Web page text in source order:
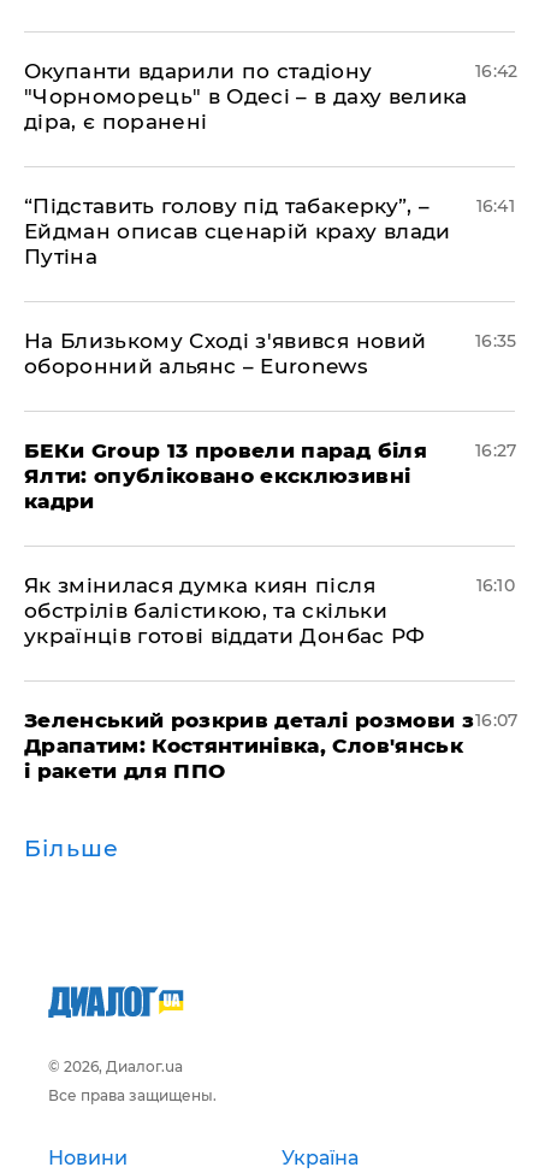
​Окупанти вдарили по стадіону
"Чорноморець" в Одесі – в даху велика
діра, є поранені
16:42
​“Підставить голову під табакерку”, –
Ейдман описав сценарій краху влади
Путіна
16:41
На Близькому Сході з'явився новий
оборонний альянс – Euronews
16:35
БЕКи Group 13 провели парад біля
Ялти: опубліковано ексклюзивні
кадри
16:27
Як змінилася думка киян після
обстрілів балістикою, та скільки
українців готові віддати Донбас РФ
16:10
Зеленський розкрив деталі розмови з
Драпатим: Костянтинівка, Слов'янськ
і ракети для ППО
16:07
Більше
© 2026, Диалог.ua
Все права защищены.
Новини Україна